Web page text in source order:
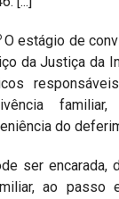
O estágio de
da Justiça da
do
de
ao passo